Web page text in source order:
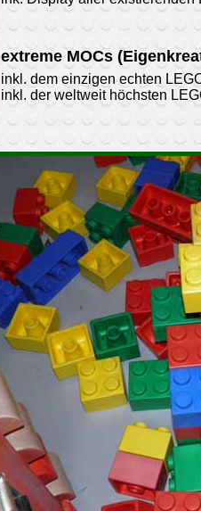
extreme MOCs
inkl. dem einzigen echten
inkl. der weltweit höchsten